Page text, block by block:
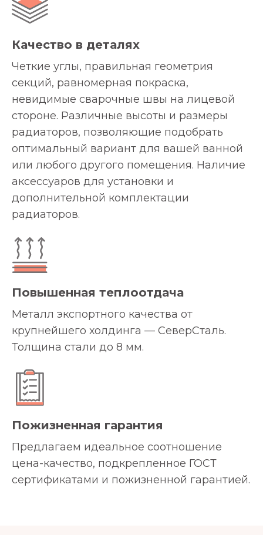
Качество в деталях
Четкие углы, правильная геометрия
секций, равномерная покраска,
невидимые сварочные швы на лицевой
стороне. Различные высоты и размеры
радиаторов, позволяющие подобрать
оптимальный вариант для вашей ванной
или любого другого помещения. Наличие
аксессуаров для установки и
дополнительной комплектации
радиаторов.
Повышенная теплоотдача
Металл экспортного качества от
крупнейшего холдинга — СеверСталь.
Толщина стали до 8 мм.
Пожизненная гарантия
Предлагаем идеальное соотношение
цена-качество, подкрепленное ГОСТ
сертификатами и пожизненной гарантией.